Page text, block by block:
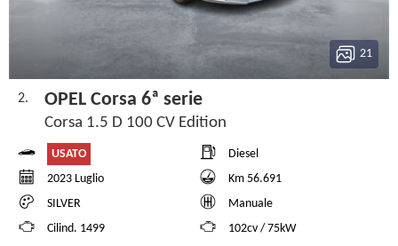
21
2. OPEL Corsa 6ª serie
Corsa 1.5 D 100 CV Edition
USATO
Diesel
2023 Luglio
Km 56.691
SILVER
Manuale
Cilind. 1499
102cv / 75kW